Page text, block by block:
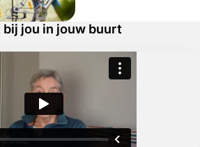
jou in jouw buurt